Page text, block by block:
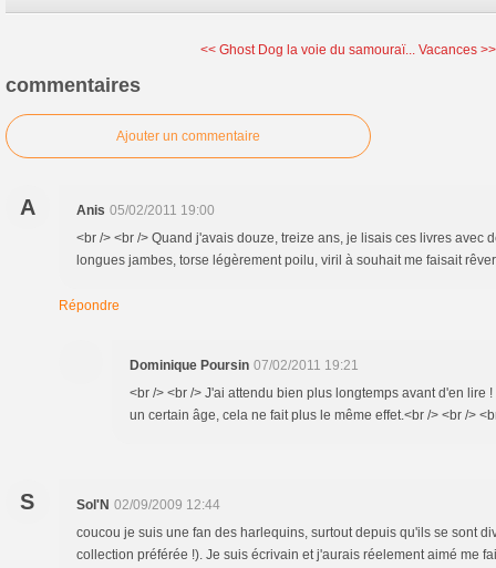
<< Ghost Dog la voie du samouraï... Vacances >>
commentaires
Ajouter un commentaire
A Anis 05/02/2011 19:00
<br /> <br /> Quand j'avais douze, treize ans, je lisais ces livres avec
longues jambes, torse légèrement poilu, viril à souhait me faisait
Répondre
Dominique Poursin 07/02/2011 19:21
<br /> <br /> J'ai attendu bien plus longtemps avant d'en lire
un certain âge, cela ne fait plus le même effet.<br /> <br />
S Sol'N 02/09/2009 12:44
coucou je suis une fan des harlequins, surtout depuis qu'ils se sont
collection préférée !). Je suis écrivain et j'aurais réelement aimé me